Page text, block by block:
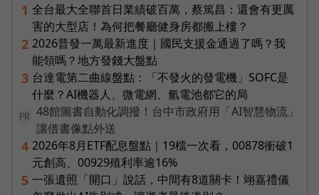
1 全台最大全聯首日業績破百萬，蔡篤昌：還會有更厲
害的大型店！為何把餐廳健身房都搬上樓？
2 2026普發一萬最新進度｜國民支援金通過了嗎？我
能領嗎？地方發錢大盤點
3 台達電第二曲線盤點：「不發火的發電機」SOFC是
什麼？AI機器人、微電網、氫電池都它的局
PR
48館圖書自動化調撥！台中市政府用「AI智慧物流」
讓借書像點外送
4 2026年8月ETF配息盤點｜19檔一次看，00878衝破1
元創高、00929殖利率逾16%
5 一張遺照「開口」說話，中間有8道關卡！翊嘉禮儀